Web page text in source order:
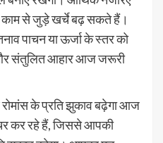
काम से जुड़े खर्चे बढ़ सकते हैं।
पाचन या ऊर्जा के स्तर को
संतुलित आहार आज जरूरी
रोमांस के प्रति झुकाव बढ़ेगा आज
कर रहे हैं, जिससे आपकी